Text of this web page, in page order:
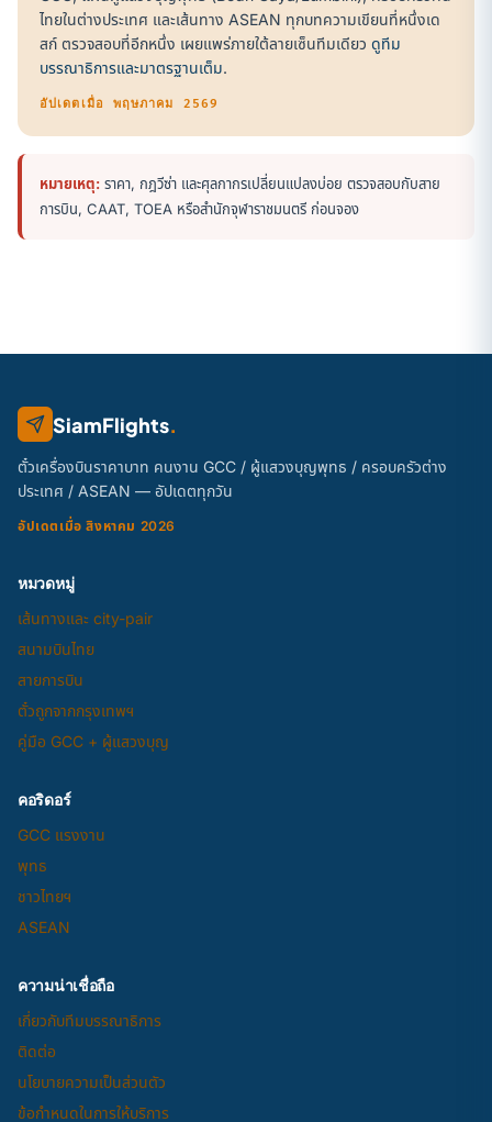
ไทยในต่างประเทศ และเส้นทาง ASEAN ทุกบทความเขียนที่หนึ่งเด
สก์ ตรวจสอบที่อีกหนึ่ง เผยแพร่ภายใต้ลายเซ็นทีมเดียว ดูทีม
บรรณาธิการและมาตรฐานเต็ม.
อัปเดตเมื่อ พฤษภาคม 2569
หมายเหตุ: ราคา, กฎวีซ่า และศุลกากรเปลี่ยนแปลงบ่อย ตรวจสอบกับสาย
การบิน, CAAT, TOEA หรือสำนักจุฬาราชมนตรี ก่อนจอง
SiamFlights.
ตั๋วเครื่องบินราคาบาท คนงาน GCC / ผู้แสวงบุญพุทธ / ครอบครัวต่าง
ประเทศ / ASEAN — อัปเดตทุกวัน
อัปเดตเมื่อ สิงหาคม 2026
หมวดหมู่
เส้นทางและ city-pair
สนามบินไทย
สายการบิน
ตั๋วถูกจากกรุงเทพฯ
คู่มือ GCC + ผู้แสวงบุญ
คอริดอร์
GCC แรงงาน
พุทธ
ชาวไทยฯ
ASEAN
ความน่าเชื่อถือ
เกี่ยวกับทีมบรรณาธิการ
ติดต่อ
นโยบายความเป็นส่วนตัว
ข้อกำหนดในการให้บริการ